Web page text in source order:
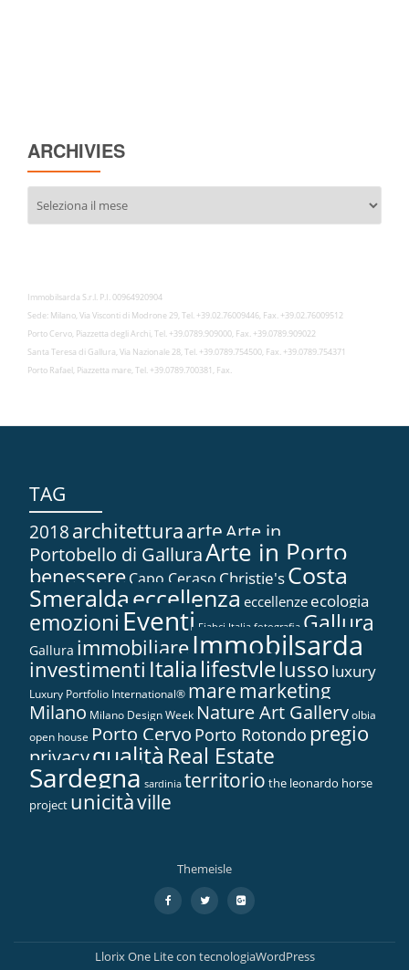
ARCHIVIES
Immobilsarda S.r.l. P.I. 00964920904
Sede: Milano, Via Visconti di Modrone 29, Tel. +39.02.76009446, Fax. +39.02.76009512
Porto Cervo, Piazzetta degli Archi, Tel. +39.0789.909000, Fax. +39.0789.909022
Santa Teresa di Gallura, Via Nazionale 28, Tel. +39.0789.754500, Fax. +39.0789.754371
Porto Rafael, Piazzetta mare, Tel. +39.0789.700381, Fax.
TAG
2018architetturaarteArte in...
Portobello di GalluraArte in Porto
benessereCapo Ceraso Christie'sCosta
Smeraldaeccellenza eccellenze ecologia
emozioni Eventi Fiabci Italia fotografia Gallura
Gallura immobiliareImmobilsarda
investimenti Italialifestylelusso luxury
Luxury Portfolio International® maremarketing
Milano Milano Design Week Nature Art Galleryolbia
open house Porto Cervo Porto Rotondo pregio
privacyqualità Real Estate
Sardegna sardinia territorio the leonardo horse
project unicitàville
Themeisle
secondario
fa-
facebook
fa-
twitter
fa-
google-
square
Llorix One Litecon tecnologiaWordPress